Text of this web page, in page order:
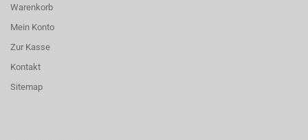
Warenkorb
Mein Konto
Zur Kasse
Kontakt
Sitemap